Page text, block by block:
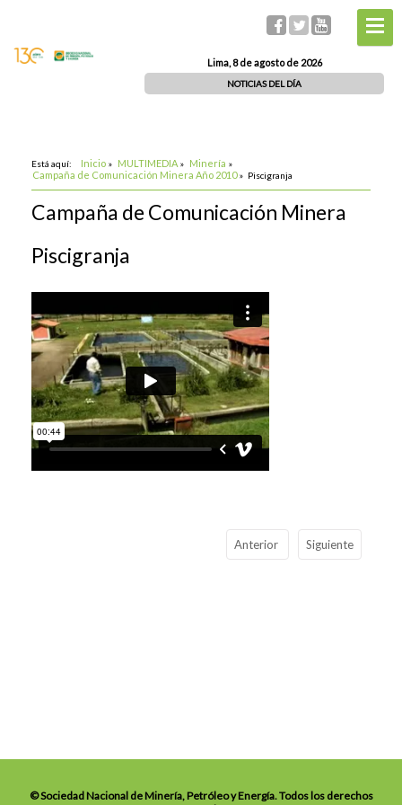
Lima, 8 de agosto de 2026
NOTICIAS DEL DÍA
Está aquí: Inicio » MULTIMEDIA » Minería »
Campaña de Comunicación Minera Año 2010 » Piscigranja
Campaña de Comunicación Minera
Piscigranja
Anterior Siguiente
© Sociedad Nacional de Minería, Petróleo y Energía. Todos los derechos